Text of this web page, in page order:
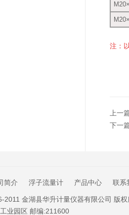
注：
上一
下一
简介 浮子流量计 产品中心 联系
2011 金湖县华升计量仪器有限公司 版权
业园区 邮编:211600